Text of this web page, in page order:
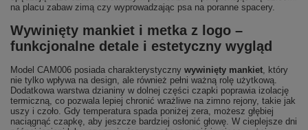
na placu zabaw zimą czy wyprowadzając psa na poranne spacery.
Wywinięty mankiet i metka z logo –
funkcjonalne detale i estetyczny wygląd
Model CAM006 posiada charakterystyczny wywinięty mankiet , który
nie tylko wpływa na design, ale również pełni ważną rolę użytkową.
Dodatkowa warstwa dzianiny w dolnej części czapki poprawia izolację
termiczną, co pozwala lepiej chronić wrażliwe na zimno rejony, takie jak
uszy i czoło. Gdy temperatura spada poniżej zera, możesz głębiej
naciągnąć czapkę, aby jeszcze bardziej osłonić głowę. W cieplejsze dni